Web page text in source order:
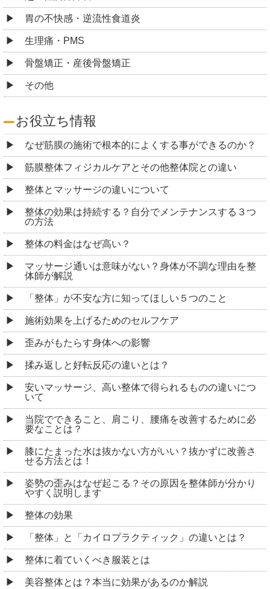
胃の不快感・逆流性食道炎
生理痛・PMS
骨盤矯正・産後骨盤矯正
その他
お役立ち情報
なぜ筋膜の施術で根本的によくする事ができるのか？
筋膜整体フィジカルケアとその他整体院との違い
整体とマッサージの違いについて
整体の効果は持続する？自分でメンテナンスする３つ
の方法
整体の料金はなぜ高い？
マッサージ通いは意味がない？身体が不調な理由を整
体師が解説
「整体」が不安な方に知ってほしい５つのこと
施術効果を上げるためのセルフケア
歪みがもたらす身体への影響
揉み返しと好転反応の違いとは？
安いマッサージ、高い整体で得られるものの違いにつ
いて
当院でできること、肩こり、腰痛を改善するために必
要なことは？
膝にたまった水は抜かない方がいい？抜かずに改善さ
せる方法とは！
姿勢の歪みはなぜ起こる？その原因を整体師が分かり
やすく説明します
整体の効果
「整体」と「カイロプラクティック」の違いとは？
整体に着ていくべき服装とは
美容整体とは？本当に効果があるのか解説